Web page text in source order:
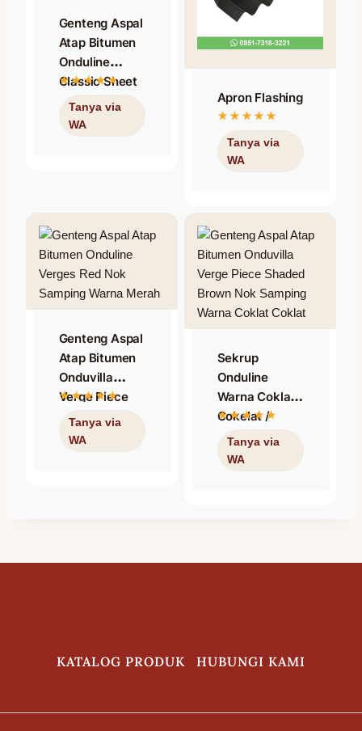
Genteng Aspal
Atap Bitumen
Onduline
Classic Sheet
Brown / Warna
Coklat /
Apron Flashing
Genteng Aspal
Atap Bitumen
Onduvilla
Verge Piece
Shaded Red /
Nok Samping
Sekrup
Onduline
Warna Coklat /
Cokelat /
Onduline
Screw
KATALOG PRODUK HUBUNGI KAMI